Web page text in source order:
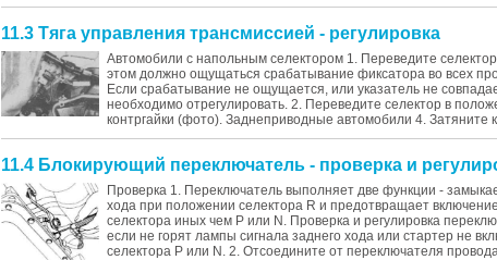
11.3 Тяга управления трансмиссией - регулировка
Автомобили с напольным селектором 1. Переведите
этом должно ощущаться срабатывание фиксатора во всех
Если срабатывание не ощущается, или указатель не
необходимо отрегулировать. 2. Переведите селектор в
контргайки (фото). Заднеприводные автомобили 4. Затяните
11.4 Блокирующий переключатель - проверка и
Проверка 1. Переключатель выполняет две функции -
хода при положении селектора R и предотвращает
селектора иных чем Р или N. Проверка и регулировка
если не горят лампы сигнала заднего хода или стартер не
селектора Р или N. 2. Отсоедините от переключателя